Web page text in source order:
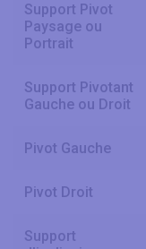
Support Pivot
Paysage ou
Portrait
Support Pivotant
Gauche ou Droit
Pivot Gauche
Pivot Droit
Support